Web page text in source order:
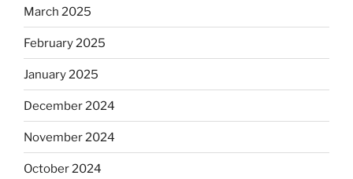
March 2025
February 2025
January 2025
December 2024
November 2024
October 2024